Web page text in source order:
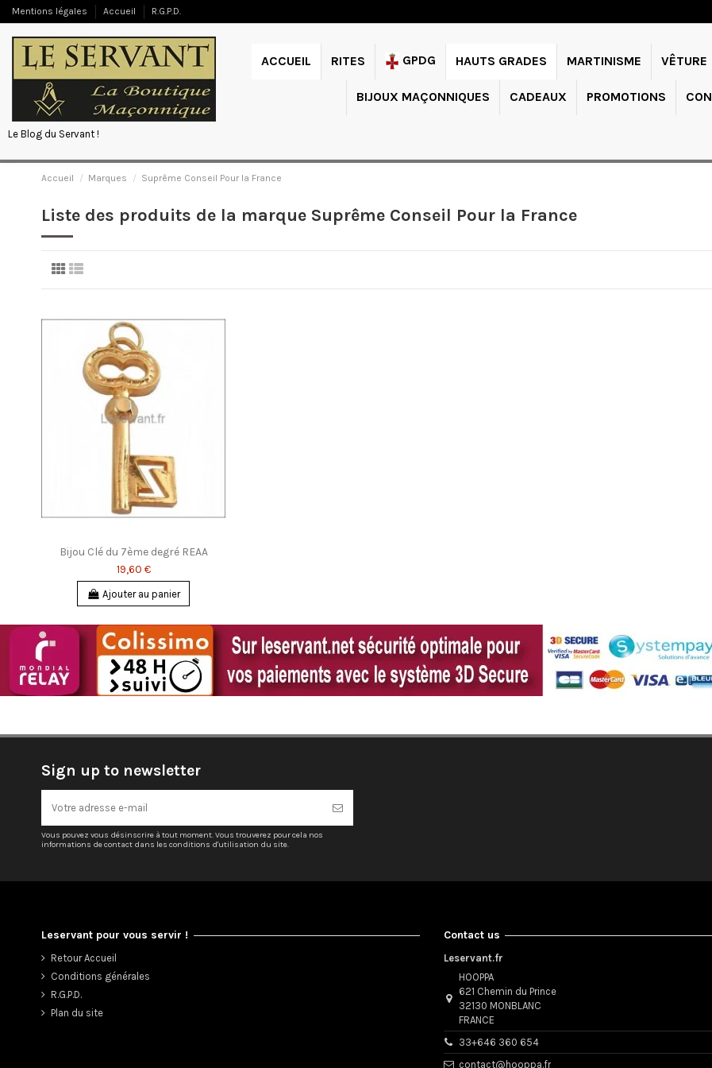
Mentions légales Accueil R.G.P.D.
ACCUEIL RITES GPDG HAUTS GRADES MARTINISME VÊTURE
BIJOUX MAÇONNIQUES CADEAUX PROMOTIONS
Le Blog du Servant !
Accueil Marques Suprême Conseil Pour la France
Liste des produits de la marque Suprême Conseil Pour la France
Bijou Clé du 7ème degré REAA
19,60 €
Ajouter au panier
Sign up to newsletter
Vous pouvez vous désinscrire à tout moment. Vous trouverez pour cela nos
informations de contact dans les conditions d'utilisation du site.
Leservant pour vous servir !
Retour Accueil
Conditions générales
R.G.P.D.
Plan du site
Contact us
Leservant.fr
HOOPPA
621 Chemin du Prince
32130 MONBLANC
FRANCE
33+646 360 654
contact@hooppa.fr